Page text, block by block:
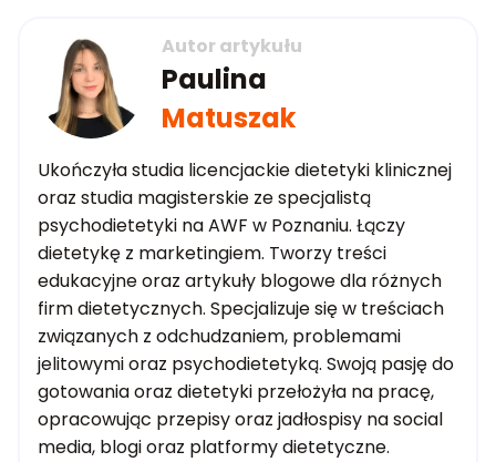
Autor artykułu
Paulina
Matuszak
Ukończyła studia licencjackie dietetyki klinicznej
oraz studia magisterskie ze specjalistą
psychodietetyki na AWF w Poznaniu. Łączy
dietetykę z marketingiem. Tworzy treści
edukacyjne oraz artykuły blogowe dla różnych
firm dietetycznych. Specjalizuje się w treściach
związanych z odchudzaniem, problemami
jelitowymi oraz psychodietetyką. Swoją pasję do
gotowania oraz dietetyki przełożyła na pracę,
opracowując przepisy oraz jadłospisy na social
media, blogi oraz platformy dietetyczne.